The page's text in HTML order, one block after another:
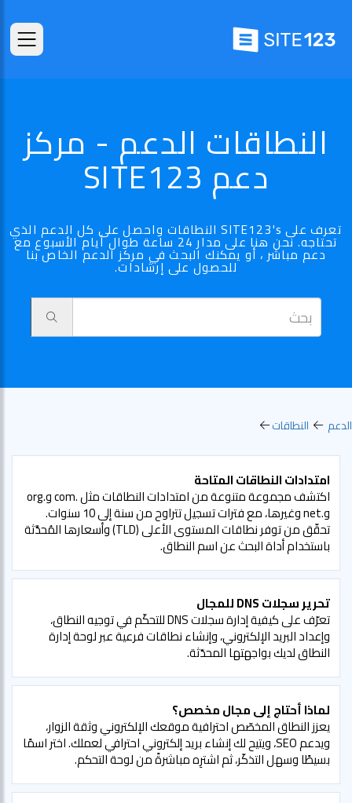
النطاقات الدعم - مركز
دعم SITE123
تعرف على SITE123's النطاقات واحصل على كل الدعم الذي
تحتاجه. نحن هنا على مدار 24 ساعة طوال أيام الأسبوع مع
دعم مباشر ، أو يمكنك البحث في مركز الدعم الخاص بنا
للحصول على إرشادات.
النطاقات
امتدادات النطاقات المتاحة
اكتشف مجموعة متنوعة من امتدادات النطاقات مثل .com و.org
و.net وغيرها، مع فترات تسجيل تتراوح من سنة إلى 10 سنوات.
تحقّق من توفر نطاقات المستوى الأعلى (TLD) وأسعارها المُحدَّثة
باستخدام أداة البحث عن اسم النطاق.
تحرير سجلات DNS للمجال
تعرّف على كيفية إدارة سجلات DNS للتحكّم في توجيه النطاق،
وإعداد البريد الإلكتروني، وإنشاء نطاقات فرعية عبر لوحة إدارة
النطاق لديك بواجهتها المحدّثة.
لماذا أحتاج إلى مجال مخصص؟
يعزز النطاق المخصّص احترافية موقعك الإلكتروني وثقة الزوار،
ويدعم SEO، ويتيح لك إنشاء بريد إلكتروني احترافي لعملك. اختر اسمًا
بسيطًا وسهل التذكّر، ثم اشترِه مباشرةً من لوحة التحكم.